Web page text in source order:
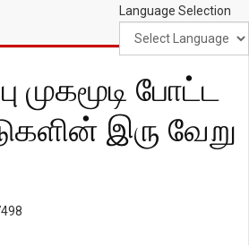
Language Selection
முகமூடி போட்ட
இரு வேறு